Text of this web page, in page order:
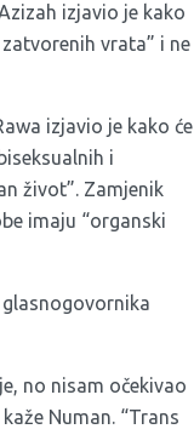
izjavio je kako
vrata” i ne
izjavio je kako će
i
život”. Zamjenik
imaju “organski
no nisam očekivao
Numan. “Trans